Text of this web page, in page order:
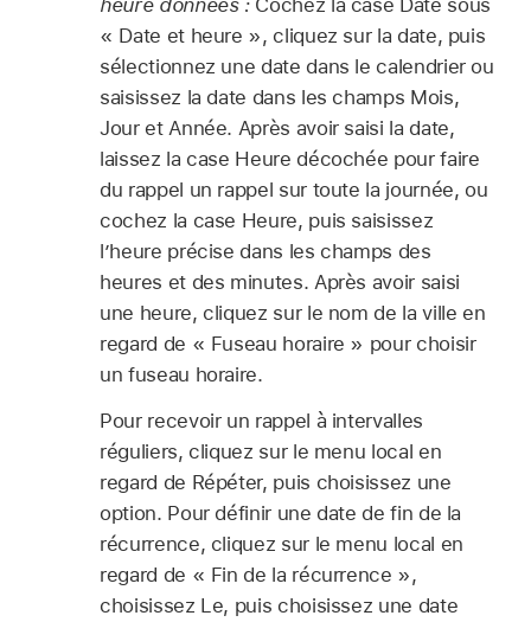
heure données :Cochez la case Date sous
« Date et heure », cliquez sur la date, puis
sélectionnez une date dans le calendrier ou
saisissez la date dans les champs Mois,
Jour et Année. Après avoir saisi la date,
laissez la case Heure décochée pour faire
du rappel un rappel sur toute la journée, ou
cochez la case Heure, puis saisissez
l’heure précise dans les champs des
heures et des minutes. Après avoir saisi
une heure, cliquez sur le nom de la ville en
regard de « Fuseau horaire » pour choisir
un fuseau horaire.
Pour recevoir un rappel à intervalles
réguliers, cliquez sur le menu local en
regard de Répéter, puis choisissez une
option. Pour définir une date de fin de la
récurrence, cliquez sur le menu local en
regard de « Fin de la récurrence »,
choisissez Le, puis choisissez une date